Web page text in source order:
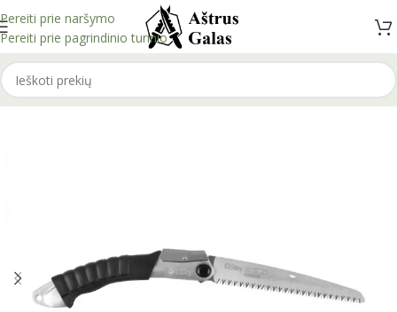
Pereiti prie naršymo
Pereiti prie pagrindinio turinio